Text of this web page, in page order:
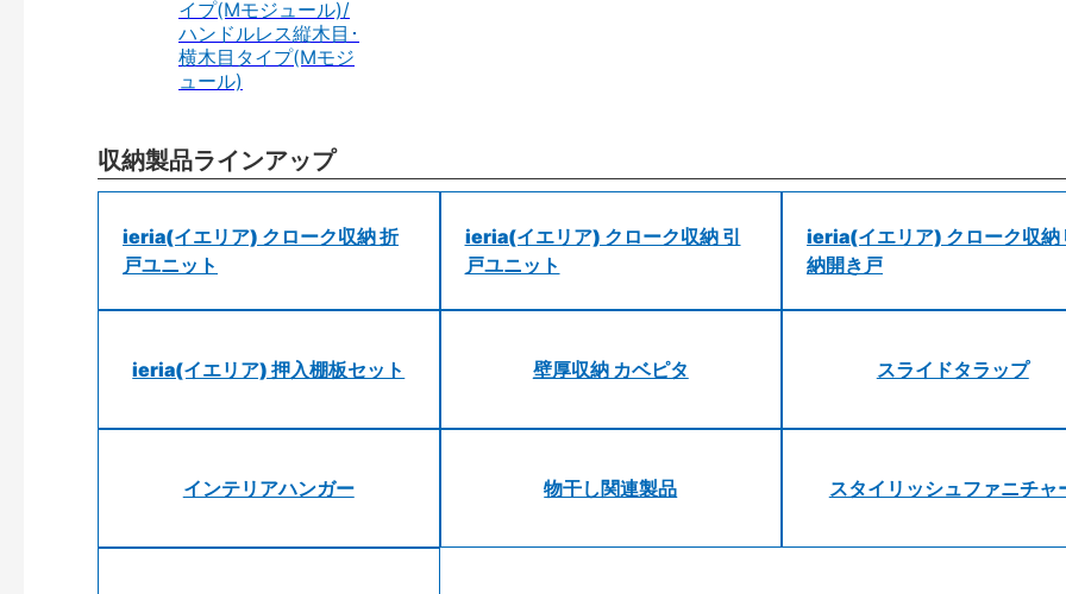
イプ(Mモジュール)/
ハンドルレス縦木目･
横木目タイプ(Mモジ
ュール)
収納製品ラインアップ
ieria(イエリア) クローク収納 折
戸ユニット
ieria(イエリア) クローク収納 引
戸ユニット
ieria(イエリア) クローク収納
納開き戸
ieria(イエリア) 押入棚板セット 壁厚収納 カベピタ スライドタラップ
インテリアハンガー 物干し関連製品 スタイリッシュファニチャ